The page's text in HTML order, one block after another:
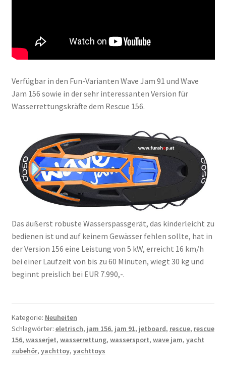
Verfügbar in den Fun-Varianten Wave Jam 91 und Wave
Jam 156 sowie in der sehr interessanten Version für
Wasserrettungskräfte dem Rescue 156.
Das äußerst robuste Wasserspassgerät, das kinderleicht zu
bedienen ist und auf keinem Gewässer fehlen sollte, hat in
der Version 156 eine Leistung von 5 kW, erreicht 16 km/h
bei einer Laufzeit von bis zu 60 Minuten, wiegt 30 kg und
beginnt preislich bei EUR 7.990,-.
Kategorie: Neuheiten
Schlagwörter: eletrisch, jam 156, jam 91, jetboard, rescue, rescue
156, wasserjet, wasserrettung, wassersport, wave jam, yacht
zubehör, yachttoy, yachttoys